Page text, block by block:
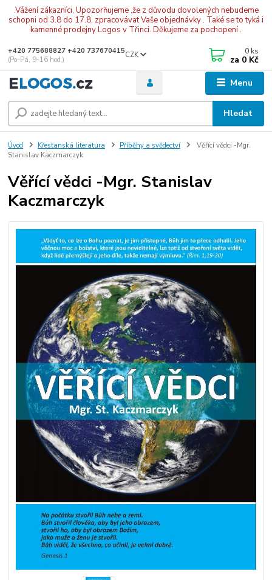
.Vážení zákazníci, Upozorňujeme ,že z důvodu dovolených nebudeme
schopni od 3.8 do 17.8. zpracovávat Vaše objednávky . Také se to tyká i
kamenné prodejny Logos v Třinci. Děkujeme za pochopení .
Menu
CZK
Hledat
+420 775688827 +420 737670415
(Po-Pá, 9-16 hod.)
0 ks
za 0 Kč
Úvod Křesťanská literatura Příběhy a svědectví
Věřící vědci -Mgr.
Stanislav Kaczmarczyk
Věřící vědci -Mgr. Stanislav
Kaczmarczyk